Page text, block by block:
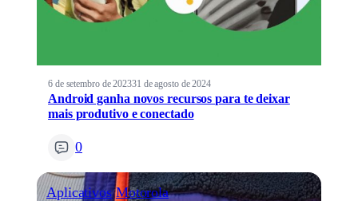
6 de setembro de 202331 de agosto de 2024
Android ganha novos recursos para te deixar
mais produtivo e conectado
0
Aplicativos Motorola